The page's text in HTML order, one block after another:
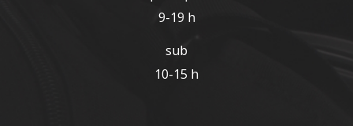
9-19 h
sub
10-15 h